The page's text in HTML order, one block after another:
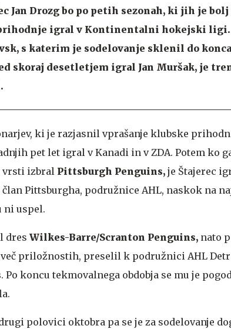
Jan Drozg bo po petih sezonah, ki jih je
igral v Kontinentalni hokejski
s katerim je sodelovanje sklenil do
skoraj desetletjem igral Jan Muršak, je
ki je razjasnil vprašanje klubske
pet let igral v Kanadi in v ZDA. Potem ko
vrsti izbral Pittsburgh Penguins, je Štajerec
Pittsburgha, podružnice AHL, naskok na
ni uspel.
dres Wilkes-Barre/Scranton Penguins, nato
priložnostih, preselil k podružnici AHL
. Po koncu tekmovalnega obdobja se mu je
polovici oktobra pa se je za sodelovanje